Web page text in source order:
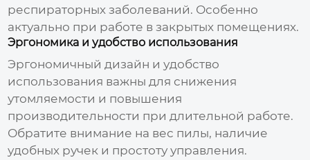
респираторных заболеваний. Особенно
актуально при работе в закрытых помещениях.
Эргономика и удобство использования
Эргономичный дизайн и удобство
использования важны для снижения
утомляемости и повышения
производительности при длительной работе.
Обратите внимание на вес пилы, наличие
удобных ручек и простоту управления.